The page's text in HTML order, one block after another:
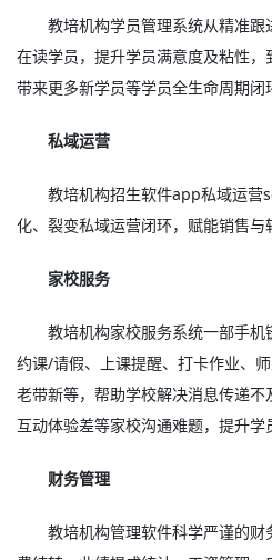
教培机构学员管理系统从精准
在读学员，提升学员满意度及粘性
带来更多新学员等学员全生命周期闭
私域运营
教培机构招生软件app私域运营
化、裂变私域运营闭环，赋能销售与
家校服务
教培机构家校服务系统一部手
约课/请假、上课提醒、打卡作业、
老带新等，帮助学校解决消息传递
互动体验差等家校沟通难题，提升学
财务管理
教培机构管理软件科学严谨的